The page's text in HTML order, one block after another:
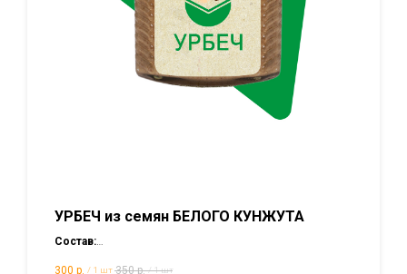
УРБЕЧ из семян БЕЛОГО КУНЖУТА
Состав:
300 р. / 1 шт 350 р. / 1 шт